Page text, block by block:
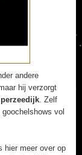
andere
hij verzorgt
. Zelf
vol
hier meer over op